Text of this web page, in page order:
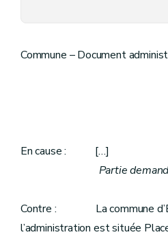
Commune – Document
En cause : […]
Partie
Contre : La commune
l’administration est située